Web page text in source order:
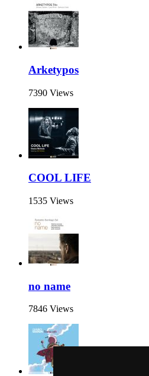
Arketypos
7390 Views
COOL LIFE
1535 Views
no name
7846 Views